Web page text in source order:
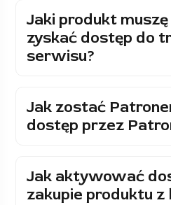
Jaki produkt
zyskać dostęp do
serwisu?
Jak zostać
dostęp przez
Jak aktywować
zakupie produktu z